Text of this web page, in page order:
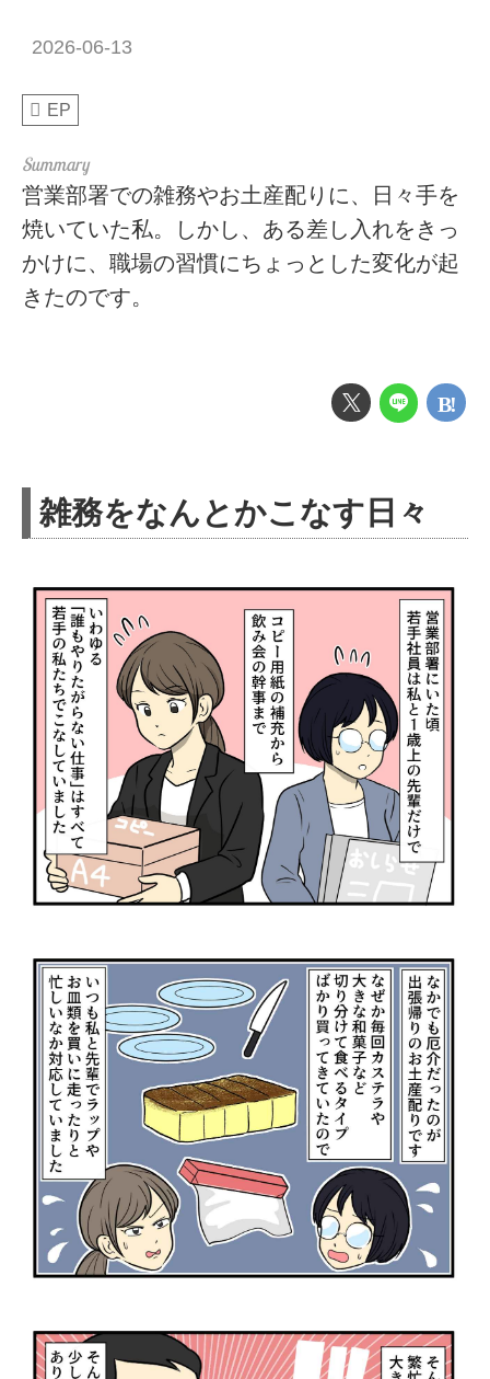
2026-06-13
EP
営業部署での雑務やお土産配りに、日々手を
焼いていた私。しかし、ある差し入れをきっ
かけに、職場の習慣にちょっとした変化が起
きたのです。
雑務をなんとかこなす日々